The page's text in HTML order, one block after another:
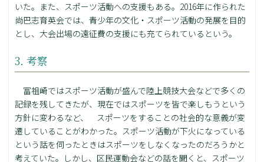
いた。また、スポーツ活動への支援もある。2016年に作られた
尚巴志育英会では、青少年の文化・スポーツ活動の発展を目的
とし、大会出場の遠征費の支援にも充てられているという。
3. 考察
冨祖崎ではスポーツ活動が盛んで陸上競技大会などで多くの
記録を残してきたが、現在ではスポーツを皆で楽しもうという
方針に変わるなど、 スポーツをすることの社会的な意義が変
遷していることがわかった。スポーツ活動が下火になっている
という話を伺ったときはスポーツをしなくなったのだろうかと
考えていた。しかし、区民運動会などの話を聞くと、スポーツ